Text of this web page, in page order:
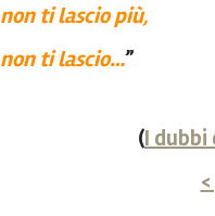
non ti lascio più,
non ti lascio…”
(I dubbi